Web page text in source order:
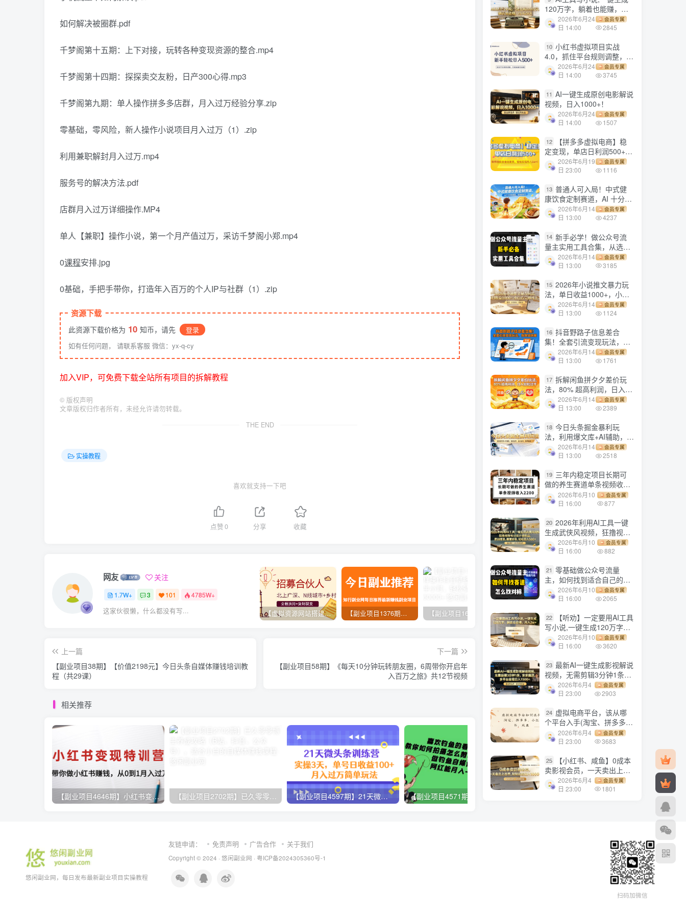
如何解决被圈群.pdf
千梦阁第十五期：上下对接，玩转各种变现资源的整合.mp4
千梦阁第十四期：探探卖交友粉，日产300心得.mp3
千梦阁第九期：单人操作拼多多店群，月入过万经验分享.zip
零基础，零风险，新人操作小说项目月入过万（1）.zip
利用兼职解封月入过万.mp4
服务号的解决方法.pdf
店群月入过万详细操作.MP4
单人【兼职】操作小说，第一个月产值过万，采访千梦阁小郑.mp4
0课程安排.jpg
0基础，手把手带你，打造年入百万的个人IP与社群（1）.zip
资源下载
此资源下载价格为 10 知币，请先
登录
如有任何问题， 请联系客服 微信：yx-q-cy
加入VIP，可免费下载全站所有项目的拆解教程
© 版权声明
文章版权归作者所有，未经允许请勿转载。
THE END
实操教程
喜欢就支持一下吧
点赞0 分享 收藏
网友 关注
1.7W+ 3 101 4785W+
这家伙很懒，什么都没有写... 【虚拟资源网站搭建服务】加盟本站系统，做一个和本站一样的独立网站，躺赚的项目 【副业项目1376期】龟课最新闲鱼项目玩法实战教程_全新升级月收益几千到几万 【副业项目4441期】最新长久稳定暴利项目，运费险全新玩法，日赚1000（包含详细教程，全程指导）
上一篇
【副业项目38期】【价值2198元​】今日头条自媒体赚钱培训教
程（共29课）
下一篇
【副业项目58期】《每天10分钟玩转朋友圈，6周带你开启年
入百万之旅》共12节视频
相关推荐
【副业项目4646期】小红书变现特训营：带你快速入局小红书，从0到1月入过万 【副业项目4597期】21天微头条训练营，实操3天，单号日收益100+月入过万简单玩法
120万字，躺着也能赚，月
入2w+！
2026年6月24
日 14:00
会员专属
2845
10 小红书虚拟项目实战
4.0，抓住平台规则调整，单
店日入500+！
2026年6月24
日 14:00
会员专属
3745
11 AI一键生成原创电影解说
视频，日入1000+！
2026年6月24
日 14:00
会员专属
1507
12
【拼多多虚拟电商】稳
定变现，单店日利润500+，
软件挂机全自动发货，轻松
实现月入1w+！
2026年6月19
日 23:00
会员专属
1116
13 普通人可入局！中式健
康饮食定制赛道，AI 十分钟
做爆款，变现超给力
2026年6月14
日 13:00
会员专属
4237
14 新手必学！做公众号流
量主实用工具合集，从选题
到变现，一篇搞定（新手必
备）
2026年6月14
日 13:00
会员专属
3185
15 2026年小说推文暴力玩
法，单日收益1000+，小白
看完即可上手
2026年6月14
日 13:00
会员专属
1124
16 抖音野路子信息差合
集！全套引流变现玩法，保
姆级拆解
2026年6月14
日 13:00
会员专属
1761
17 拆解闲鱼拼夕夕差价玩
法，80% 超高利润，日入轻
松过千2026年6月14
日 13:00
会员专属
2389
18 今日头条掘金暴利玩
法，利用爆文库+AI辅助，轻
松矩阵、当天起号，简单粗
暴，日入1000+
2026年6月14
日 13:00
会员专属
2518
19 三年内稳定项目长期可
做的养生赛道单条视频收入
22002026年6月10
日 16:00
会员专属
877
20 2026年利用AI工具一键
生成武侠风视频，狂撸视频
号分成计划收益，原创度
高，画面好看，轻松日入
2026年6月10
日 16:00
会员专属
882
21 零基础做公众号流量
主，如何找到适合自己的赛
道
2026年6月10
日 16:00
会员专属
2065
22
【听劝】一定要用AI工具
写小说,一键生成120万字，
躺着也能赚，月入2w+
2026年6月10
日 16:00
会员专属
3620
23 最新AI一键生成影视解说
视频，无需剪辑3分钟1条，
条条爆款，多平台变现日入
1500+
2026年6月4
日 23:00
会员专属
2903
24 虚拟电商平台，该从哪
个平台入手(淘宝、拼多多、
小红书)全攻略日入1000！
2026年6月4
日 23:00
会员专属
3683
25
【小红书、咸鱼】0成本
卖影视会员，一天卖出上百
单，轻轻松松日入1000+
2026年6月4
日 23:00
会员专属
1801
悠闲副业网，每日发布最新副业项目实操教程
友链申请： 免责声明 广告合作 关于我们
Copyright © 2024 · 悠闲副业网 · 粤ICP备2024305360号-1
扫码加微信